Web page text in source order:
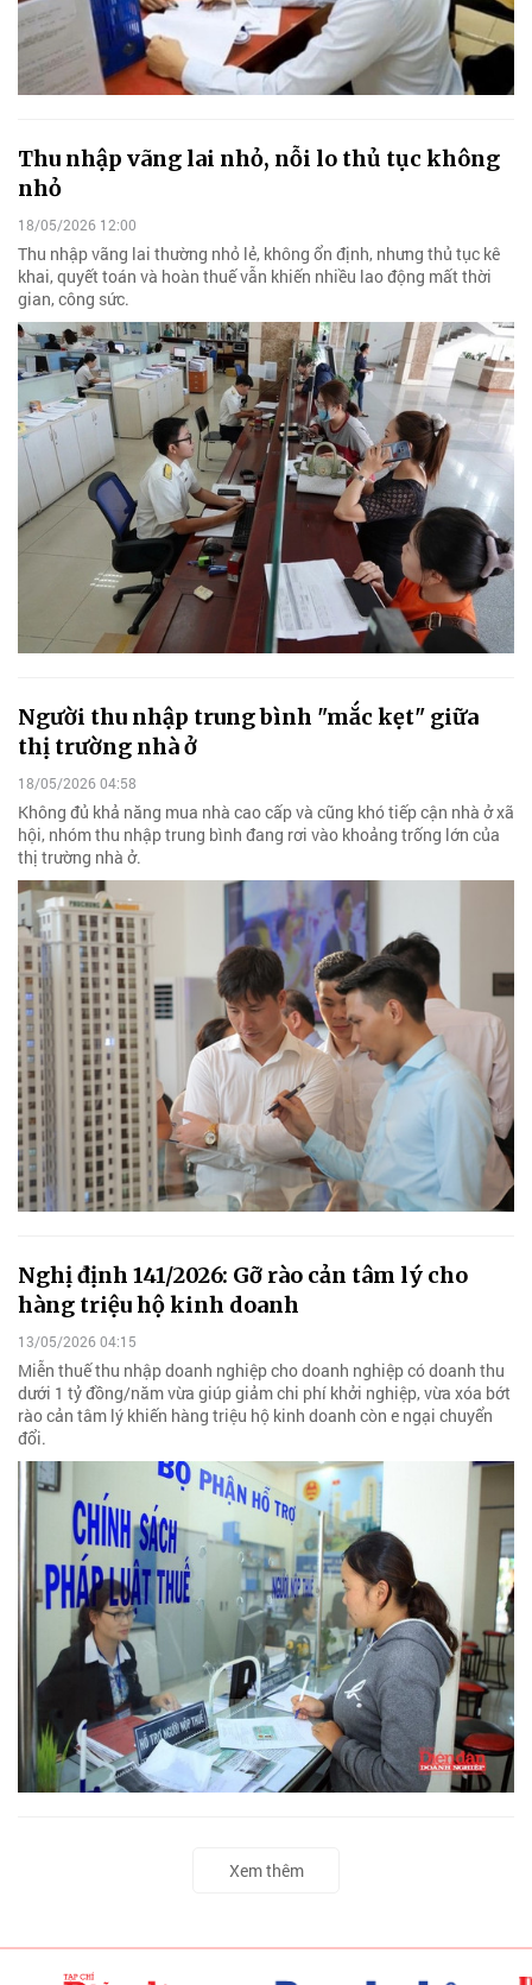
Thu nhập vãng lai nhỏ, nỗi lo thủ tục không
nhỏ
18/05/2026 12:00
Thu nhập vãng lai thường nhỏ lẻ, không ổn định, nhưng thủ tục kê
khai, quyết toán và hoàn thuế vẫn khiến nhiều lao động mất thời
gian, công sức.
Người thu nhập trung bình "mắc kẹt" giữa
thị trường nhà ở
18/05/2026 04:58
Không đủ khả năng mua nhà cao cấp và cũng khó tiếp cận nhà ở xã
hội, nhóm thu nhập trung bình đang rơi vào khoảng trống lớn của
thị trường nhà ở.
Nghị định 141/2026: Gỡ rào cản tâm lý cho
hàng triệu hộ kinh doanh
13/05/2026 04:15
Miễn thuế thu nhập doanh nghiệp cho doanh nghiệp có doanh thu
dưới 1 tỷ đồng/năm vừa giúp giảm chi phí khởi nghiệp, vừa xóa bớt
rào cản tâm lý khiến hàng triệu hộ kinh doanh còn e ngại chuyển
đổi.
Xem thêm